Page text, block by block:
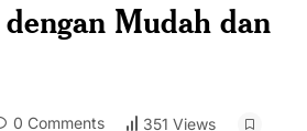
Mudah dan
0 Comments 351 Views